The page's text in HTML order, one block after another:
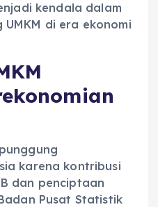
kendala dalam
di era ekonomi
karena kontribusi
dan penciptaan
Pusat Statistik